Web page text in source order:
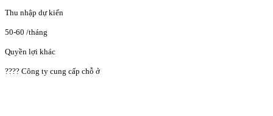
Thu nhập dự kiến
50-60 /tháng
Quyền lợi khác
???? Công ty cung cấp chỗ ở